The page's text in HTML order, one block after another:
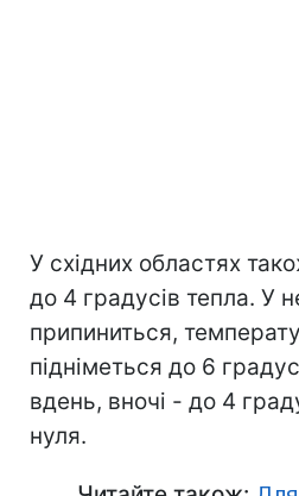
У східних областях
до 4 градусів тепла. У
припиниться,
підніметься до 6
вдень, вночі - до 4
нуля.